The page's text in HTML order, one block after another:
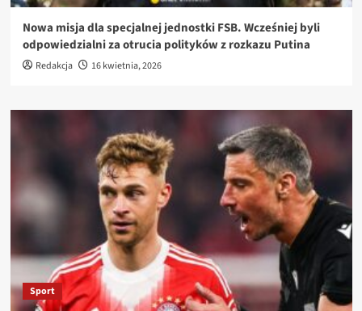
Nowa misja dla specjalnej jednostki FSB. Wcześniej byli
odpowiedzialni za otrucia polityków z rozkazu Putina
Redakcja 16 kwietnia, 2026
Sport